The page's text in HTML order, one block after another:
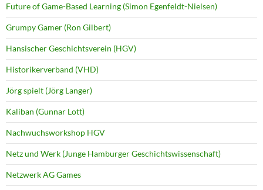
Future of Game-Based Learning (Simon Egenfeldt-Nielsen)
Grumpy Gamer (Ron Gilbert)
Hansischer Geschichtsverein (HGV)
Historikerverband (VHD)
Jörg spielt (Jörg Langer)
Kaliban (Gunnar Lott)
Nachwuchsworkshop HGV
Netz und Werk (Junge Hamburger Geschichtswissenschaft)
Netzwerk AG Games